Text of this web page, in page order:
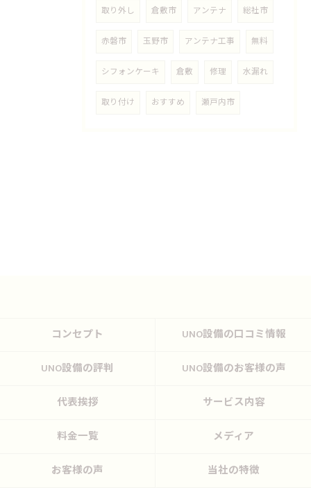
取り外し 倉敷市 アンテナ 総社市
赤磐市 玉野市 アンテナ工事 無料
シフォンケーキ 倉敷 修理 水漏れ
取り付け おすすめ 瀬戸内市
コンセプト UNO設備の口コミ情報
UNO設備の評判 UNO設備のお客様の声
代表挨拶 サービス内容
料金一覧 メディア
お客様の声 当社の特徴